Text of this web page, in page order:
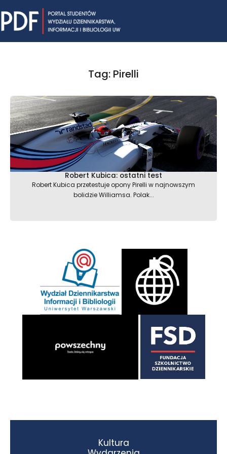
to
content
Tag: Pirelli
Robert Kubica: ostatni test
Robert Kubica przetestuje opony Pirelli w najnowszym
bolidzie Williamsa. Polak...
Kultura